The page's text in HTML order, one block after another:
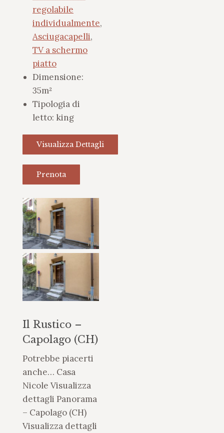
regolabile
individualmente,
Asciugacapelli,
TV a schermo
piatto
Dimensione:
35m²
Tipologia di
letto: king
Visualizza Dettagli
Prenota
Il Rustico –
Capolago (CH)
Potrebbe piacerti
anche… Casa
Nicole Visualizza
dettagli Panorama
– Capolago (CH)
Visualizza dettagli